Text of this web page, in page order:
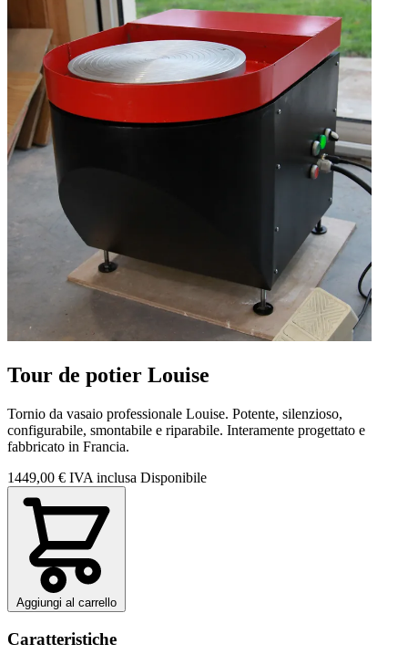
Tour de potier Louise
Tornio da vasaio professionale Louise. Potente, silenzioso,
configurabile, smontabile e riparabile. Interamente progettato e
fabbricato in Francia.
1449,00 € IVA inclusa Disponibile
Aggiungi al carrello
Caratteristiche